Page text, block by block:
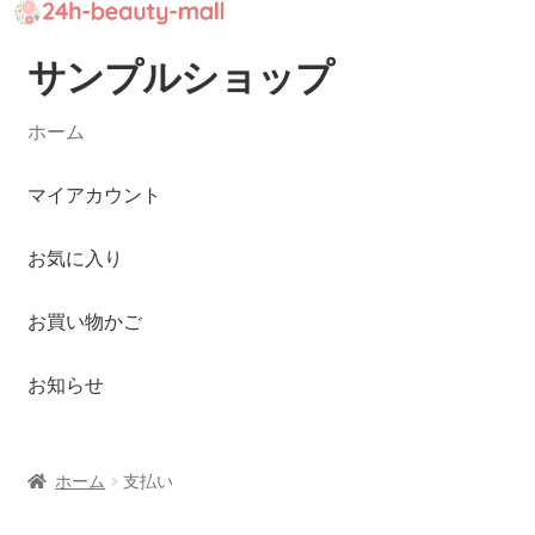
ナ
ビ
ゲ
シ
ン
キ
プ
コ
ン
テ
ツ
ス
プ
サンプルショップ
ホーム
マイアカウント
お気に入り
お買い物かご
お知らせ
ホーム 支払い